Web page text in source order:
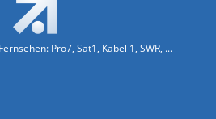
Pro7, Sat1, Kabel 1, SWR, ...